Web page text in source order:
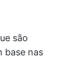
são
base nas